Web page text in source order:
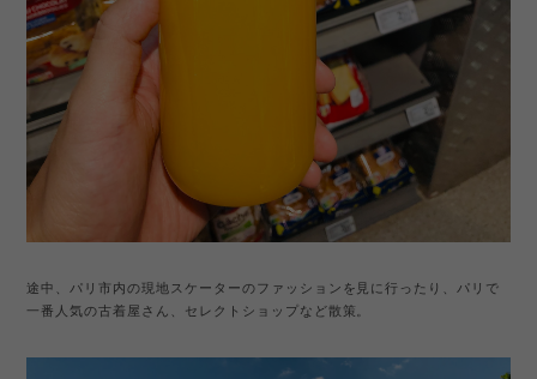
途中、パリ市内の現地スケーターのファッションを見に行ったり、パリで
一番人気の古着屋さん、セレクトショップなど散策。